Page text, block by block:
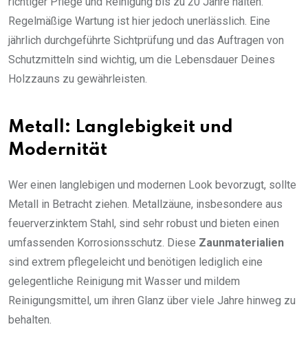
Regelmäßige Wartung ist hier jedoch unerlässlich. Eine
jährlich durchgeführte Sichtprüfung und das Auftragen von
Schutzmitteln sind wichtig, um die Lebensdauer Deines
Holzzauns zu gewährleisten.
Metall: Langlebigkeit und
Modernität
Wer einen langlebigen und modernen Look bevorzugt, sollte
Metall in Betracht ziehen. Metallzäune, insbesondere aus
feuerverzinktem Stahl, sind sehr robust und bieten einen
umfassenden Korrosionsschutz. Diese Zaunmaterialien
sind extrem pflegeleicht und benötigen lediglich eine
gelegentliche Reinigung mit Wasser und mildem
Reinigungsmittel, um ihren Glanz über viele Jahre hinweg zu
behalten.